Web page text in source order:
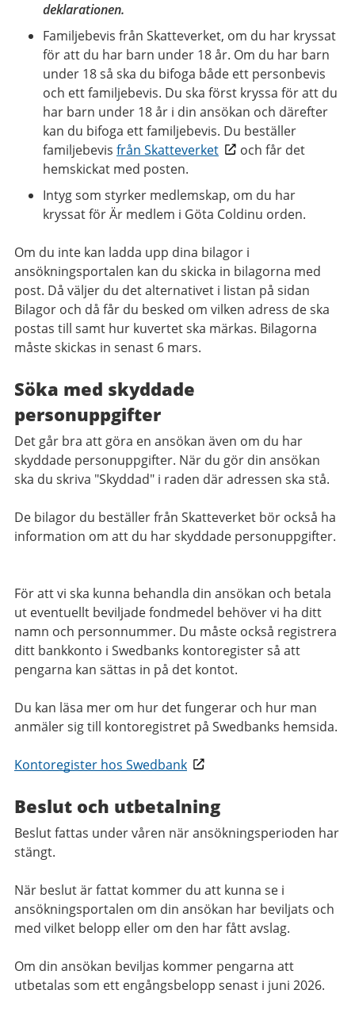
deklarationen.
Familjebevis från Skatteverket, om du har kryssat
för att du har barn under 18 år. Om du har barn
under 18 så ska du bifoga både ett personbevis
och ett familjebevis. Du ska först kryssa för att du
har barn under 18 år i din ansökan och därefter
kan du bifoga ett familjebevis. Du beställer
familjebevis från Skatteverket
och får det
hemskickat med posten.
Intyg som styrker medlemskap, om du har
kryssat för Är medlem i Göta Coldinu orden.
Om du inte kan ladda upp dina bilagor i
ansökningsportalen kan du skicka in bilagorna med
post. Då väljer du det alternativet i listan på sidan
Bilagor och då får du besked om vilken adress de ska
postas till samt hur kuvertet ska märkas. Bilagorna
måste skickas in senast 6 mars.
Söka med skyddade
personuppgifter
Det går bra att göra en ansökan även om du har
skyddade personuppgifter. När du gör din ansökan
ska du skriva "Skyddad" i raden där adressen ska stå.
De bilagor du beställer från Skatteverket bör också ha
information om att du har skyddade personuppgifter.
För att vi ska kunna behandla din ansökan och betala
ut eventuellt beviljade fondmedel behöver vi ha ditt
namn och personnummer. Du måste också registrera
ditt bankkonto i Swedbanks kontoregister så att
pengarna kan sättas in på det kontot.
Du kan läsa mer om hur det fungerar och hur man
anmäler sig till kontoregistret på Swedbanks hemsida.
Kontoregister hos Swedbank
Beslut och utbetalning
Beslut fattas under våren när ansökningsperioden har
stängt.
När beslut är fattat kommer du att kunna se i
ansökningsportalen om din ansökan har beviljats och
med vilket belopp eller om den har fått avslag.
Om din ansökan beviljas kommer pengarna att
utbetalas som ett engångsbelopp senast i juni 2026.